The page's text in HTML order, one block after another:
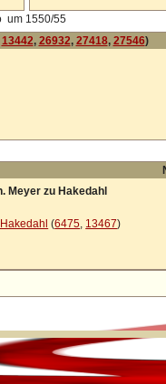
um 1550/55
13442, 26932, 27418, 27546)
Meyer zu Hakedahl
(6475, 13467)